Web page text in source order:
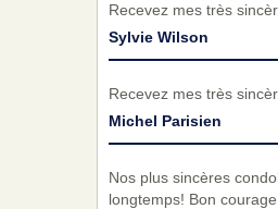
Recevez mes très
Sylvie Wilson
Recevez mes très
Michel Parisien
Nos plus sincères
longtemps! Bon